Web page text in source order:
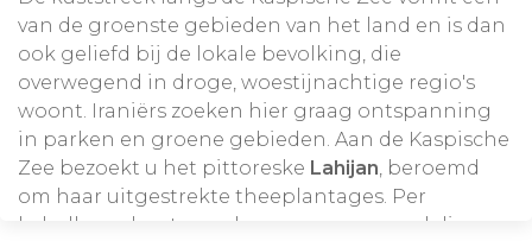
van de groenste gebieden van het land en is dan
ook geliefd bij de lokale bevolking, die
overwegend in droge, woestijnachtige regio's
woont. Iraniërs zoeken hier graag ontspanning
in parken en groene gebieden. Aan de Kaspische
Zee bezoekt u het pittoreske Lahijan , beroemd
om haar uitgestrekte theeplantages. Per
kabelbaan kunt u omhoog om een wandeling